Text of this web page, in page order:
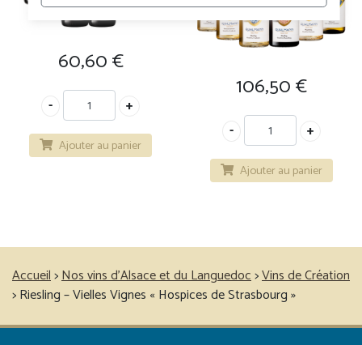
60,60€
Ajouter au panier
106,50€
Ajouter au panier
Accueil>Nos vins d’Alsace et du Languedoc>Vins de Création
>Riesling – Vielles Vignes « Hospices de Strasbourg »